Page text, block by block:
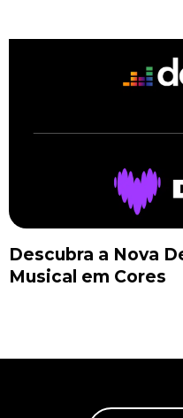
Descubra a Nova
Musical em Cores